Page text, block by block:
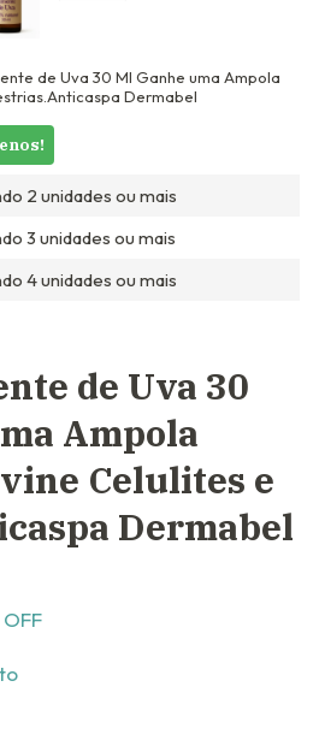
de Uva 30 Ml Ganhe uma Ampola
Dermabel
2 unidades ou mais
3 unidades ou mais
4 unidades ou mais
de Uva 30
Ampola
Celulites e
Dermabel
OFF